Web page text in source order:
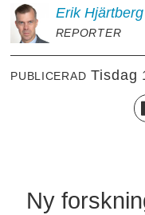
Erik Hjärtberg
REPORTER
PUBLICERAD tisdag
Ny